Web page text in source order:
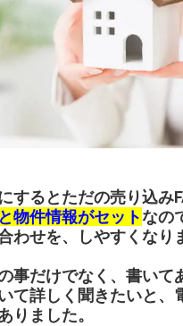
するとただの売り込み
物件情報がセットなの
わせを、しやすくなり
事だけでなく、書いて
て詳しく聞きたいと、
りました。